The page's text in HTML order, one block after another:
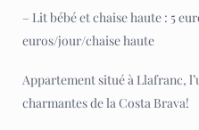
– Lit bébé et chaise haute : 5
euros/jour/chaise haute
Appartement situé à Llafranc,
charmantes de la Costa Brava!